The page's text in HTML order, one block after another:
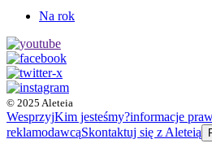
Na rok
© 2025 Aleteia
WesprzyjKim jesteśmy?informacje
reklamodawcąSkontaktuj się z Aleteią